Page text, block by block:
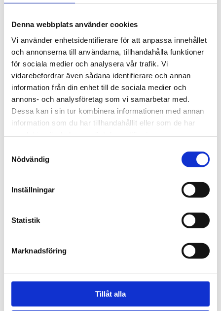
Denna webbplats använder cookies
Vi använder enhetsidentifierare för att anpassa innehållet
och annonserna till användarna, tillhandahålla funktioner
för sociala medier och analysera vår trafik. Vi
vidarebefordrar även sådana identifierare och annan
information från din enhet till de sociala medier och
annons- och analysföretag som vi samarbetar med.
Dessa kan i sin tur kombinera informationen med annan
information som du har tillhandahållit eller som de har
Nödvändig
Inställningar
Statistik
Marknadsföring
Tillåt alla
kan även levereras med elhjälpmotor.
Föraren sitter till vänster och sköter bromsar,
växling och styrning.
Insteget är lågt och det finns ingen kedja att
kliva över. Kedjan sitter helt inkapslad mellan
förarens och
passagerarens ben. Detta gör att förarens
och passagerarens ben inte kan slå ihop.
Passagerarens styre går att skjuta fram och
kan specialutföranden beställas.
pedalrörelserna kan kopplas samman.
lära passageraren att trampa. Det är valfritt
om en eller två skall trampa. Passagerarens
fötterna på pedaler finns som extra utrustning